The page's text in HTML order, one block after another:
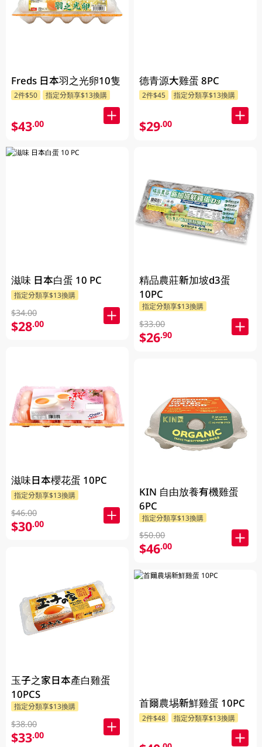
Freds 日本羽之光卵10隻
2件$50 指定分類享$13換購
$43.00
滋味 日本白蛋 10 PC
指定分類享$13換購
$34.00
$28.00
滋味日本櫻花蛋 10PC
指定分類享$13換購
$46.00
$30.00
玉子之家日本產白雞蛋
10PCS
指定分類享$13換購
$38.00
$33.00
德青源大雞蛋 8PC
2件$45 指定分類享$13換購
$29.00
精品農莊新加坡d3蛋
10PC
指定分類享$13換購
$33.00
$26.90
KIN 自由放養有機雞蛋
6PC
指定分類享$13換購
$50.00
$46.00
首爾農埸新鮮雞蛋 10PC
2件$48 指定分類享$13換購